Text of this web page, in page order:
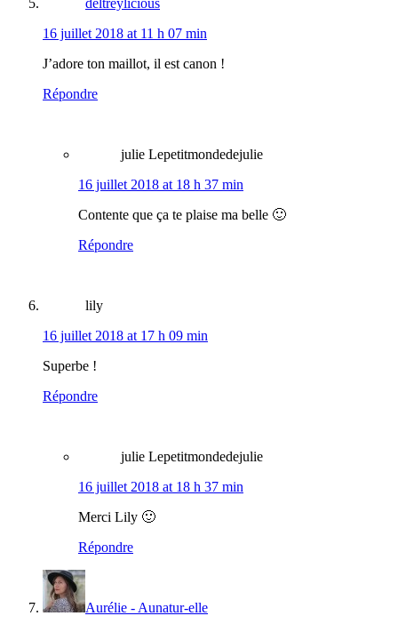
deltreylicious
16 juillet 2018 at 11 h 07 min
J’adore ton maillot, il est canon !
Répondre
julie Lepetitmondedejulie
16 juillet 2018 at 18 h 37 min
Contente que ça te plaise ma belle 🙂
Répondre
lily
16 juillet 2018 at 17 h 09 min
Superbe !
Répondre
julie Lepetitmondedejulie
16 juillet 2018 at 18 h 37 min
Merci Lily 🙂
Répondre
Aurélie - Aunatur-elle